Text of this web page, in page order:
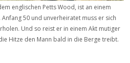
englischen Petts Wood, ist an einem
50 und unverheiratet muss er sich
Und so reist er in einem Akt mutiger
Hitze den Mann bald in die Berge treibt.